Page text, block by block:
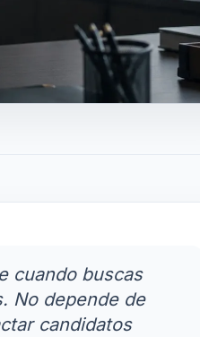
cuando buscas
No depende de
candidatos